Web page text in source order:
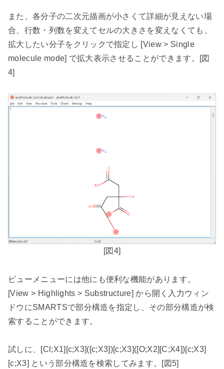
また、各分子の二次元描画が小さくて詳細が見えない場
合、行数・列数を変えてセルの大きさを変えなくても、
拡大したい分子をクリックで指定し [View > Single
molecule mode] で拡大表示させることができます。 [図
4]
[図 4]
ビューメニューには他にも便利な機能があります。
[View > Highlights > Substructure]から開く入力ウィン
ドウにSMARTSで部分構造を指定し、その部分構造が検
索することができます。
試しに、
[Cl;X1][c;X3]([c;X3])[c;X3]([O;X2][C;X4])[c;X3]
[c;X3] という部分構造を検索してみます。 [図 5]